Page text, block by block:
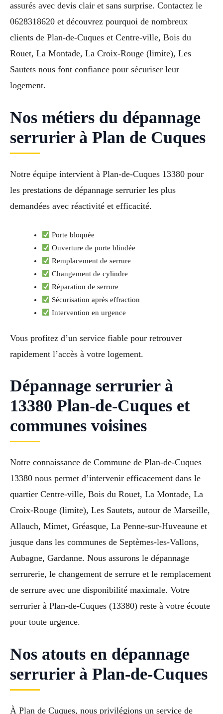
assurés avec devis clair et sans surprise. Contactez le
0628318620 et découvrez pourquoi de nombreux
clients de Plan-de-Cuques et Centre-ville, Bois du
Rouet, La Montade, La Croix-Rouge (limite), Les
Sautets nous font confiance pour sécuriser leur
logement.
Nos métiers du dépannage
serrurier à Plan de Cuques
Notre équipe intervient à Plan-de-Cuques 13380 pour
les prestations de dépannage serrurier les plus
demandées avec réactivité et efficacité.
Porte bloquée
Ouverture de porte blindée
Remplacement de serrure
Changement de cylindre
Réparation de serrure
Sécurisation après effraction
Intervention en urgence
Vous profitez d’un service fiable pour retrouver
rapidement l’accès à votre logement.
Dépannage serrurier à
13380 Plan-de-Cuques et
communes voisines
Notre connaissance de Commune de Plan-de-Cuques
13380 nous permet d’intervenir efficacement dans le
quartier Centre-ville, Bois du Rouet, La Montade, La
Croix-Rouge (limite), Les Sautets, autour de Marseille,
Allauch, Mimet, Gréasque, La Penne-sur-Huveaune et
jusque dans les communes de Septèmes-les-Vallons,
Aubagne, Gardanne. Nous assurons le dépannage
serrurerie, le changement de serrure et le remplacement
de serrure avec une disponibilité maximale. Votre
serrurier à Plan-de-Cuques (13380) reste à votre écoute
pour toute urgence.
Nos atouts en dépannage
serrurier à Plan-de-Cuques
À Plan de Cuques, nous privilégions un service de